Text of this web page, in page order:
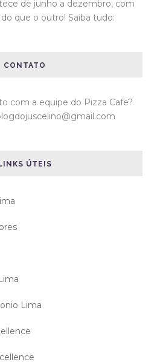
de junho a dezembro, com
que o outro! Saiba tudo:
CONTATO
com a equipe do Pizza Cafe?
ÚTEIS
Lima